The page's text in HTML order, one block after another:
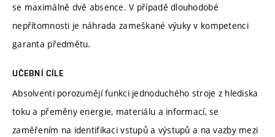
se maximálně dvě absence. V případě dlouhodobé
nepřítomnosti je náhrada zameškané výuky v kompetenci
garanta předmětu.
UČEBNÍ CÍLE
Absolventi porozumějí funkci jednoduchého stroje z hlediska
toku a přeměny energie, materiálu a informací, se
zaměřením na identifikaci vstupů a výstupů a na vazby mezi